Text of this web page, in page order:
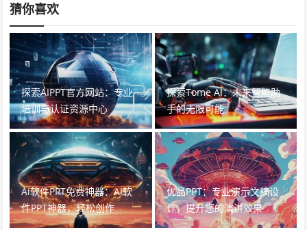
猜你喜欢
探索AIPPT官方网站：专业
培训与认证资源中心
探索Tome AI：未来智能助
手的无限可能
Ai软件PPT免费神器：AI软
件PPT神器，轻松创作
优品PPT：专业演示文稿设
计，提升您的演讲效果